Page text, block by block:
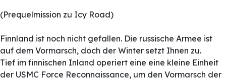
(Prequelmission zu Icy Road)
Finnland ist noch nicht gefallen. Die russische Armee ist
auf dem Vormarsch, doch der Winter setzt Ihnen zu.
Tief im finnischen Inland operiert eine eine kleine Einheit
der USMC Force Reconnaissance, um den Vormarsch der